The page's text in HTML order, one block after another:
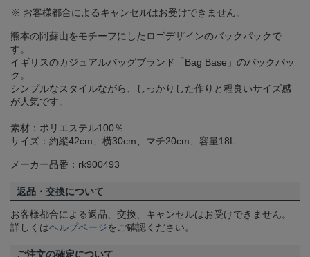
※ お客様都合によるキャンセルはお受けできません。
熊本の阿蘇山をモチーフにしたロゴデザインのバックパックで
す。
イギリスのカジュアルバッグブランド「Bag Base」のバックパッ
ク。
シンプルなスタイルながら、しっかりした作りと程良いサイズ感
が人気です。
素材：ポリエステル100％
サイズ：約縦42cm、横30cm、マチ20cm、容量18L
メーカー品番：rk900493
返品・交換について
お客様都合による返品、交換、キャンセルはお受けできません。
詳しくはヘルプページをご確認ください。
ご注文の確定について